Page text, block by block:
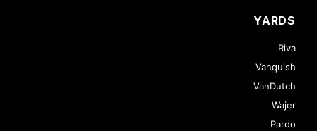
YARDS
Riva
Vanquish
VanDutch
Wajer
Pardo